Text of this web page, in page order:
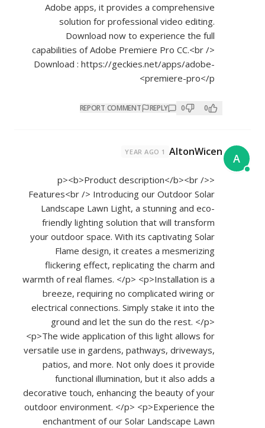
Adobe apps, it provides a comprehensive
solution for professional video editing.
Download now to experience the full
capabilities of Adobe Premiere Pro CC.<br />
Download :https://geckies.net/apps/adobe-
premiere-pro</p>
REPLY
REPORT COMMENT
A
AltonWicen
1 YEAR AGO
<p><b>Product description</b><br />
Features<br /> Introducing our Outdoor Solar
Landscape Lawn Light, a stunning and eco-
friendly lighting solution that will transform
your outdoor space. With its captivating Solar
Flame design, it creates a mesmerizing
flickering effect, replicating the charm and
warmth of real flames. </p> <p>Installation is a
breeze, requiring no complicated wiring or
electrical connections. Simply stake it into the
ground and let the sun do the rest. </p>
<p>The wide application of this light allows for
versatile use in gardens, pathways, driveways,
patios, and more. Not only does it provide
functional illumination, but it also adds a
decorative touch, enhancing the beauty of your
outdoor environment. </p> <p>Experience the
enchantment of our Solar Landscape Lawn